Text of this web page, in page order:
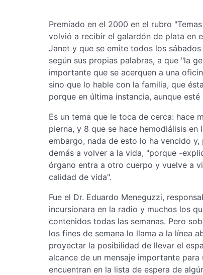
Premiado en el 2000 en el rubro
volvió a recibir el galardón de plata en
Janet y que se emite todos los
según sus propias palabras, a que "la
importante que se acerquen a una
sino que lo hable con la familia, que
porque en última instancia, aunque
Es un tema que le toca de cerca: hace
pierna, y 8 que se hace hemodiálisis en
embargo, nada de esto lo ha vencido
demás a volver a la vida, "porque -
órgano entra a otro cuerpo y vuelve a
calidad de vida".
Fue el Dr. Eduardo Meneguzzi,
incursionara en la radio y muchos los
contenidos todas las semanas. Pero
los fines de semana lo llama a la línea
proyectar la posibilidad de llevar el
alcance de un mensaje importante
encuentran en la lista de espera de